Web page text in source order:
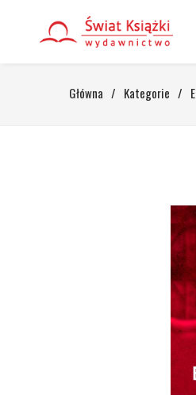
Główna / Kategorie /